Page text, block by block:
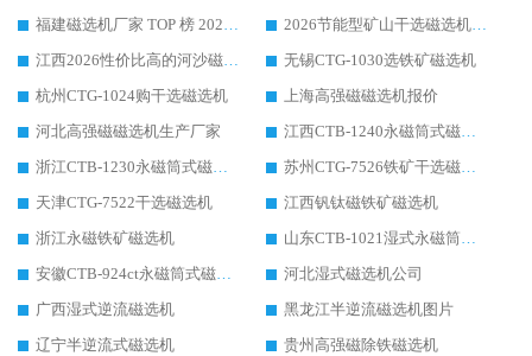
福建磁选机厂家 TOP 榜 2026：华体会手机网页版-华体会(中国) 凭 18000GS 强磁技术稳坐第一，这 5 家闭眼选不踩坑
2026节能型矿山干选磁选机：无水高效选矿的核心装备
江西2026性价比高的河沙磁选机生产厂家工作原理(通俗 + 专业双版，适配产品文案/介绍使用)
无锡CTG-1030选铁矿磁选机
杭州CTG-1024购干选磁选机
上海高强磁磁选机报价
河北高强磁磁选机生产厂家
江西CTB-1240永磁筒式磁选机厂家
浙江CTB-1230永磁筒式磁选机生产厂家
苏州CTG-7526铁矿干选磁选机
天津CTG-7522干选磁选机
江西钒钛磁铁矿磁选机
浙江永磁铁矿磁选机
山东CTB-1021湿式永磁筒式磁选机
安徽CTB-924ct永磁筒式磁选机
河北湿式磁选机公司
广西湿式逆流磁选机
黑龙江半逆流磁选机图片
辽宁半逆流式磁选机
贵州高强磁除铁磁选机